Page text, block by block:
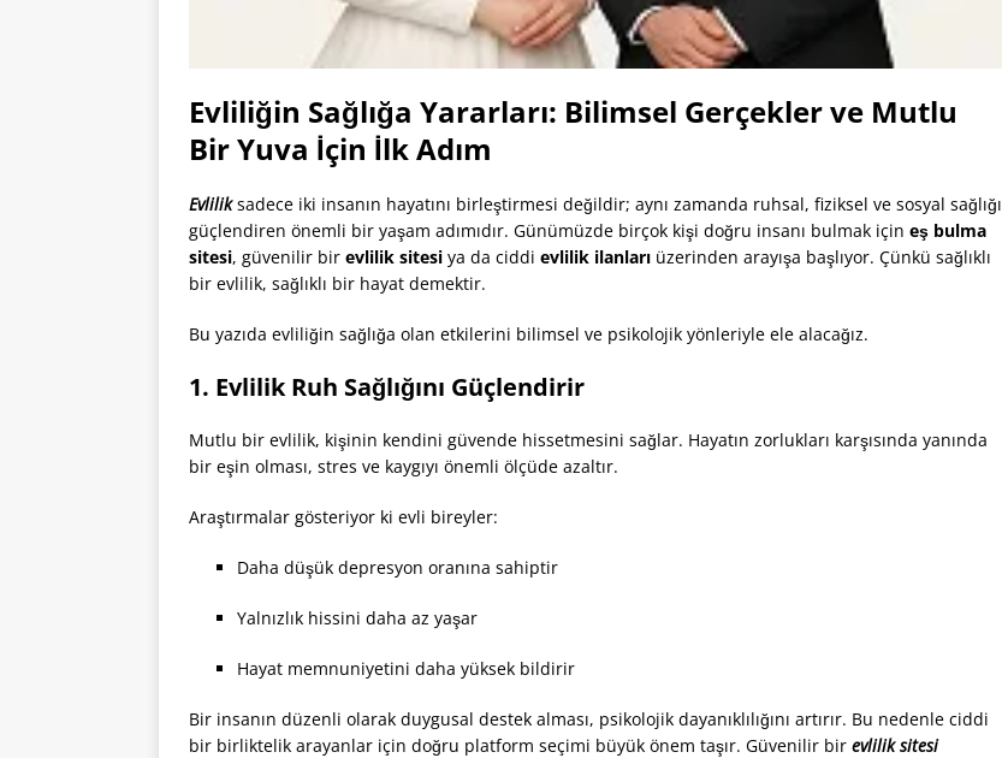
Evliliğin Sağlığa Yararları: Bilimsel Gerçekler ve Mutlu
Bir Yuva İçin İlk Adım
Evlilik sadece iki insanın hayatını birleştirmesi değildir; aynı zamanda ruhsal, fiziksel ve sosyal sağlığı
güçlendiren önemli bir yaşam adımıdır. Günümüzde birçok kişi doğru insanı bulmak için eş bulma
sitesi, güvenilir bir evlilik sitesi ya da ciddi evlilik ilanları üzerinden arayışa başlıyor. Çünkü sağlıklı
bir evlilik, sağlıklı bir hayat demektir.
Bu yazıda evliliğin sağlığa olan etkilerini bilimsel ve psikolojik yönleriyle ele alacağız.
1. Evlilik Ruh Sağlığını Güçlendirir
Mutlu bir evlilik, kişinin kendini güvende hissetmesini sağlar. Hayatın zorlukları karşısında yanında
bir eşin olması, stres ve kaygıyı önemli ölçüde azaltır.
Araştırmalar gösteriyor ki evli bireyler:
Daha düşük depresyon oranına sahiptir
Yalnızlık hissini daha az yaşar
Hayat memnuniyetini daha yüksek bildirir
Bir insanın düzenli olarak duygusal destek alması, psikolojik dayanıklılığını artırır. Bu nedenle ciddi
bir birliktelik arayanlar için doğru platform seçimi büyük önem taşır. Güvenilir bir evlilik sitesi